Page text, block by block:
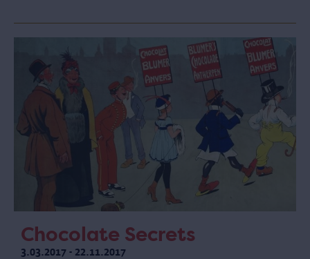
Chocolate Secrets
3.03.2017 - 22.11.2017